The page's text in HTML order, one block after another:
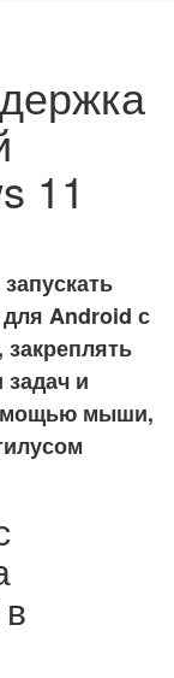
11
Android с
и
мыши,